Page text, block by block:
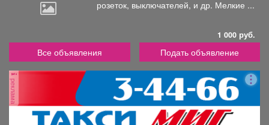
розеток, выключателей, и др. Мелкие ...
1 000 руб.
Все объявления Подать объявление
реклама